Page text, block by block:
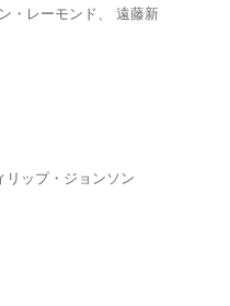
・レーモンド、 遠藤新
ップ・ジョンソン